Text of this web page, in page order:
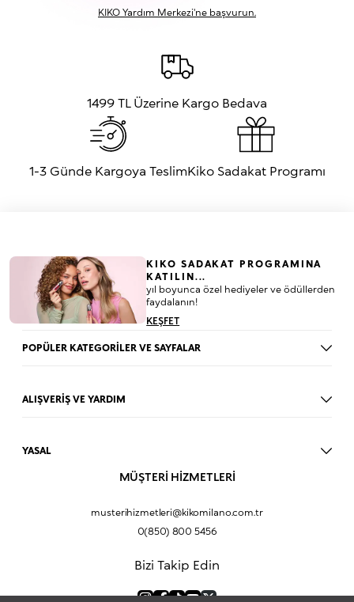
KIKO Yardım Merkezi'ne başvurun.
1499 TL Üzerine Kargo Bedava
1-3 Günde Kargoya TeslimKiko Sadakat Programı
KIKO SADAKAT PROGRAMINA
KATILIN...
yıl boyunca özel hediyeler ve ödüllerden
faydalanın!
KEŞFET
POPÜLER KATEGORİLER VE SAYFALAR
Göz Farı
Allık
Makyaj Bazı
ALIŞVERİŞ VE YARDIM
Sıkça Sorulan Sorular
Hediyeni Kişiselleştir
YASAL
Mesafeli Satış Sözleşmesi
KVKK Politikası ve Gizlilik
Ürün Güvenlik Bilgi Formları (SDS)
MÜŞTERİ HİZMETLERİ
musterihizmetleri@kikomilano.com.tr
0(850) 800 5456
Bizi Takip Edin